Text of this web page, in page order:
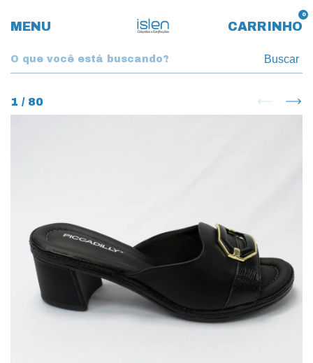
MENU CARRINHO
0
Buscar
1 / 80